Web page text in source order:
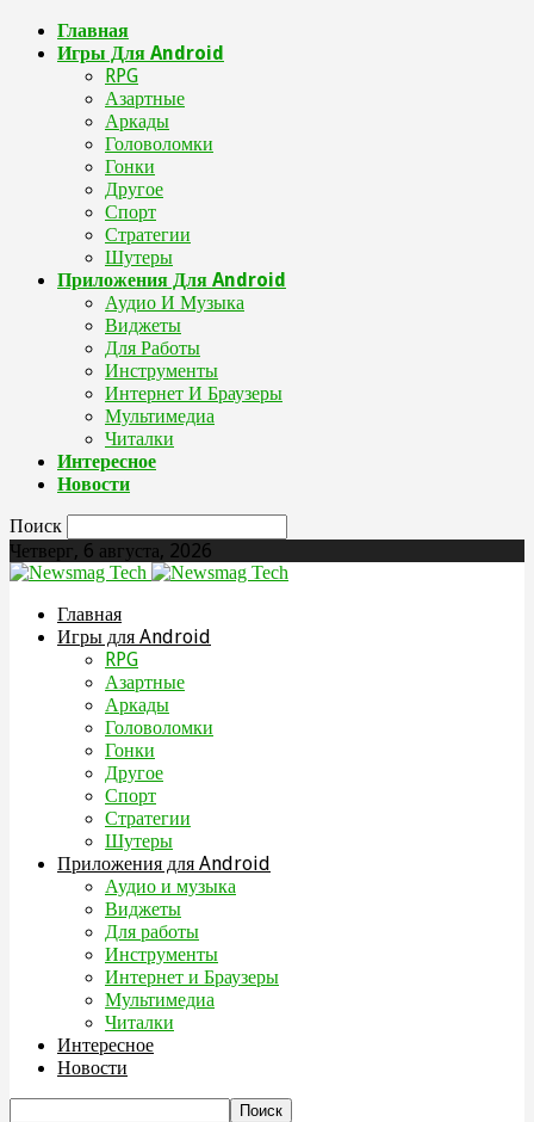
Главная
Игры Для Android
RPG
Азартные
Аркады
Головоломки
Гонки
Другое
Спорт
Стратегии
Шутеры
Приложения Для Android
Аудио И Музыка
Виджеты
Для Работы
Инструменты
Интернет И Браузеры
Мультимедиа
Читалки
Интересное
Новости
Поиск
Четверг, 6 августа, 2026
Главная
Игры для Android
RPG
Азартные
Аркады
Головоломки
Гонки
Другое
Спорт
Стратегии
Шутеры
Приложения для Android
Аудио и музыка
Виджеты
Для работы
Инструменты
Интернет и Браузеры
Мультимедиа
Читалки
Интересное
Новости